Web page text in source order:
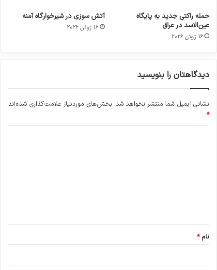
حمله راکتی جدید به پایگاه
عین‌الاسد در عراق
16 ژوئن 2026
آتش سوزی در شیرخوارگاه آمنه
16 ژوئن 2026
دیدگاهتان را بنویسید
نشانی ایمیل شما منتشر نخواهد شد. بخش‌های موردنیاز علامت‌گذاری شده‌اند
*
نام*